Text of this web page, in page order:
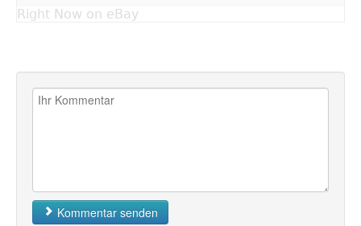
Right Now on eBay
Kommentar senden